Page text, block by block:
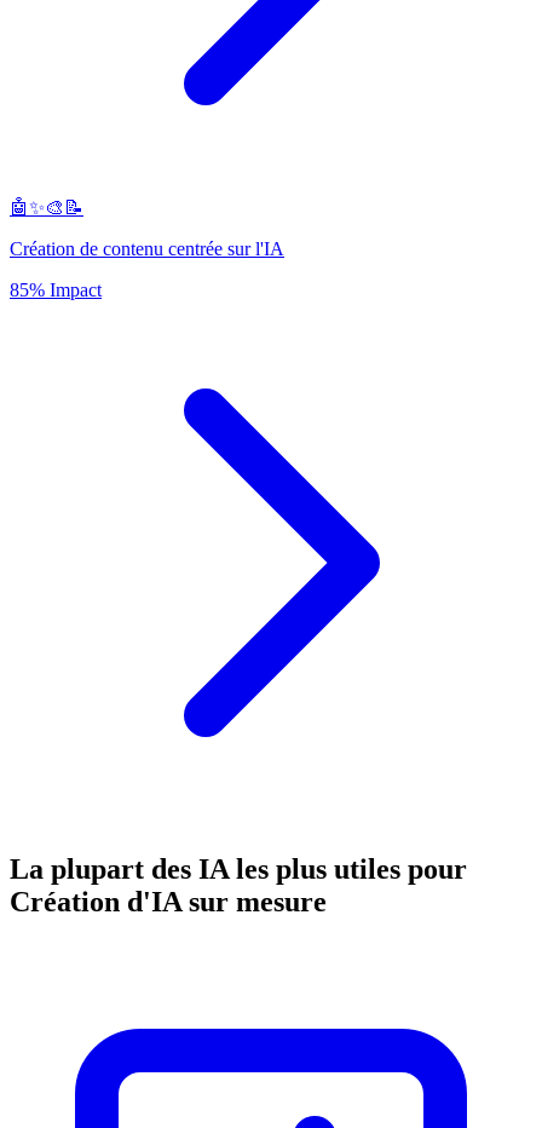
🤖✨🎨📝
Création de contenu centrée sur l'IA
85% Impact
La plupart des IA les plus utiles pour
Création d'IA sur mesure